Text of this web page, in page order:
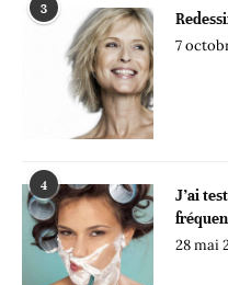
3
7
4
J’ai
28 mai